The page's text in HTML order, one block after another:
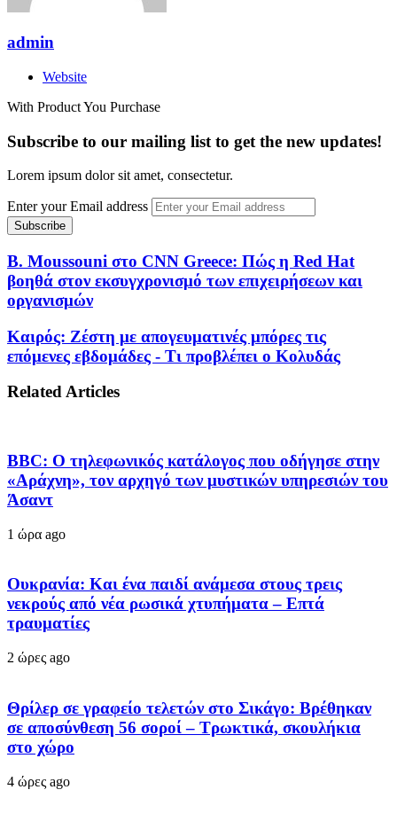
admin
Website
With Product You Purchase
Subscribe to our mailing list to get the new updates!
Lorem ipsum dolor sit amet, consectetur.
Enter your Email address
B. Moussouni στο CNN Greece: Πώς η Red Hat
βοηθά στον εκσυγχρονισμό των επιχειρήσεων και
οργανισμών
Καιρός: Ζέστη με απογευματινές μπόρες τις
επόμενες εβδομάδες - Τι προβλέπει ο Κολυδάς
Related Articles
BBC: Ο τηλεφωνικός κατάλογος που οδήγησε στην
«Αράχνη», τον αρχηγό των μυστικών υπηρεσιών του
Άσαντ
1 ώρα ago
Ουκρανία: Και ένα παιδί ανάμεσα στους τρεις
νεκρούς από νέα ρωσικά χτυπήματα – Επτά
τραυματίες
2 ώρες ago
Θρίλερ σε γραφείο τελετών στο Σικάγο: Βρέθηκαν
σε αποσύνθεση 56 σοροί – Τρωκτικά, σκουλήκια
στο χώρο
4 ώρες ago